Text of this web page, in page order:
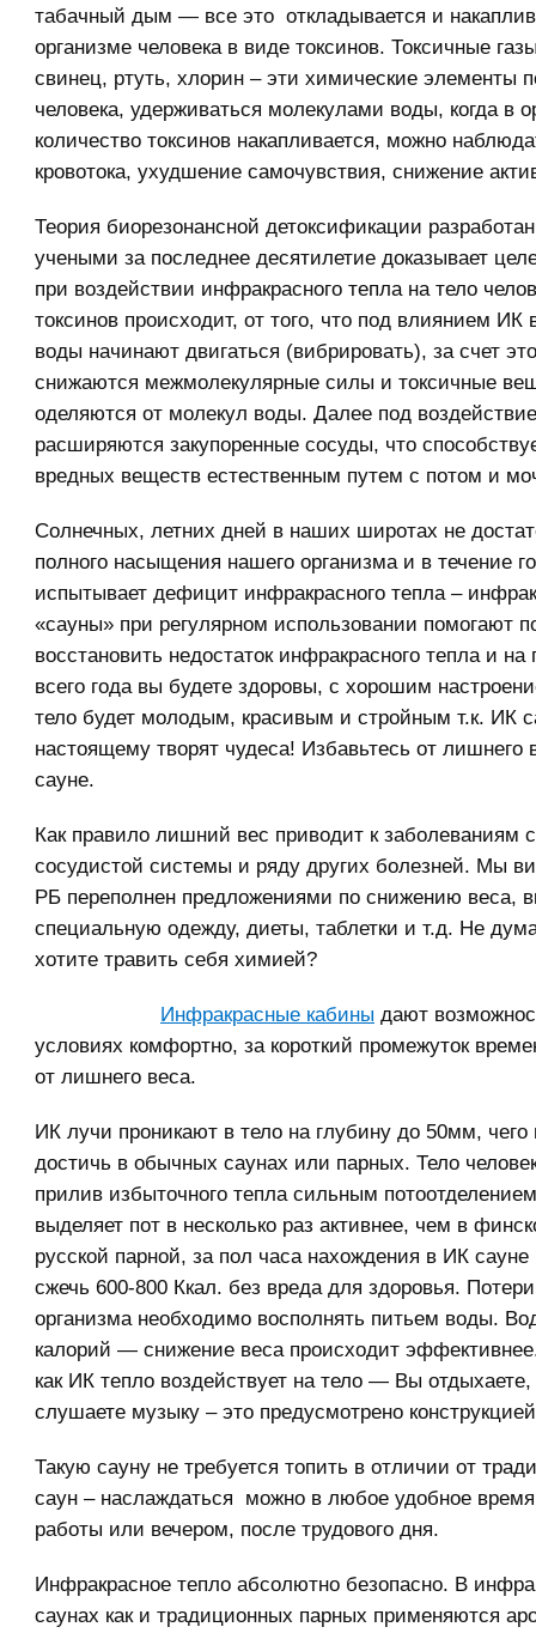
табачный дым — все это откладывается и
организме человека в виде токсинов. Токсичные
свинец, ртуть, хлорин – эти химические элементы
человека, удерживаться молекулами воды, когда в
количество токсинов накапливается, можно
кровотока, ухудшение самочувствия, снижение
Теория биорезонансной детоксификации
учеными за последнее десятилетие доказывает
при воздействии инфракрасного тепла на тело
токсинов происходит, от того, что под влиянием ИК
воды начинают двигаться (вибрировать), за счет
снижаются межмолекулярные силы и токсичные
оделяются от молекул воды. Далее под
расширяются закупоренные сосуды, что
вредных веществ естественным путем с потом и
Солнечных, летних дней в наших широтах не
полного насыщения нашего организма и в течение
испытывает дефицит инфракрасного тепла –
«сауны» при регулярном использовании помогают
восстановить недостаток инфракрасного тепла и на
всего года вы будете здоровы, с хорошим
тело будет молодым, красивым и стройным т.к. ИК
настоящему творят чудеса! Избавьтесь от лишнего
сауне.
Как правило лишний вес приводит к заболеваниям
сосудистой системы и ряду других болезней. Мы
РБ переполнен предложениями по снижению веса,
специальную одежду, диеты, таблетки и т.д. Не
хотите травить себя химией?
Инфракрасные кабины дают
условиях комфортно, за короткий промежуток
от лишнего веса.
ИК лучи проникают в тело на глубину до 50мм, чего
достичь в обычных саунах или парных. Тело
прилив избыточного тепла сильным
выделяет пот в несколько раз активнее, чем в
русской парной, за пол часа нахождения в ИК сауне
сжечь 600-800 Ккал. без вреда для здоровья.
организма необходимо восполнять питьем воды.
калорий — снижение веса происходит
как ИК тепло воздействует на тело — Вы
слушаете музыку – это предусмотрено
Такую сауну не требуется топить в отличии от
саун – наслаждаться можно в любое удобное
работы или вечером, после трудового дня.
Инфракрасное тепло абсолютно безопасно. В
саунах как и традиционных парных применяются